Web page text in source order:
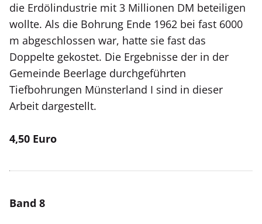
die Erdölindustrie mit 3 Millionen DM beteiligen
wollte. Als die Bohrung Ende 1962 bei fast 6000
m abgeschlossen war, hatte sie fast das
Doppelte gekostet. Die Ergebnisse der in der
Gemeinde Beerlage durchgeführten
Tiefbohrungen Münsterland I sind in dieser
Arbeit dargestellt.
4,50 Euro
Band 8